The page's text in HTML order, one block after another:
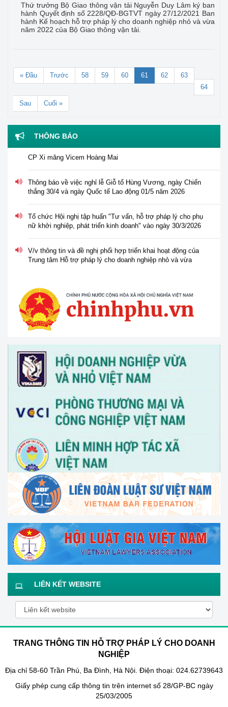
Thứ trưởng Bộ Giao thông vận tải Nguyễn Duy Lâm ký ban
hành Quyết định số 2228/QĐ-BGTVT ngày 27/12/2021 Ban
hành Kế hoạch hỗ trợ pháp lý cho doanh nghiệp nhỏ và vừa
năm 2022 của Bộ Giao thông vận tải.
« Đầu Trước 58 59 60 61 62
63
64
Sau Cuối »
THÔNG BÁO
Thông báo tuyển dụng viên chức năm 2026 của Trung tâm
CP Xi măng Vicem Hoàng Mai
Thông báo về việc nghỉ lễ Giỗ tổ Hùng Vương, ngày Chiến
thắng 30/4 và ngày Quốc tế Lao động 01/5 năm 2026
Tổ chức Hội nghị tập huấn "Tư vấn, hỗ trợ pháp lý cho phụ
nữ khởi nghiệp, phát triển kinh doanh" vào ngày 30/3/2026
V/v thông tin và đề nghị phối hợp triển khai hoạt động của
Trung tâm Hỗ trợ pháp lý cho doanh nghiệp nhỏ và vừa
LIÊN KẾT WEBSITE
TRANG THÔNG TIN HỖ TRỢ PHÁP LÝ CHO DOANH
NGHIỆP
Địa chỉ 58-60 Trần Phú, Ba Đình, Hà Nội. Điện thoại: 024.62739643
Giấy phép cung cấp thông tin trên internet số 28/GP-BC ngày
25/03/2005